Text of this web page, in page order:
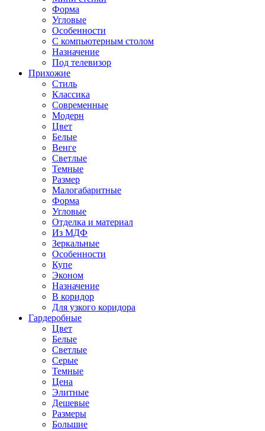
Форма
Угловые
Особенности
С компьютерным столом
Назначение
Под телевизор
Прихожие
Стиль
Классика
Современные
Модерн
Цвет
Белые
Венге
Светлые
Темные
Размер
Малогабаритные
Форма
Угловые
Отделка и материал
Из МДФ
Зеркальные
Особенности
Купе
Эконом
Назначение
В коридор
Для узкого коридора
Гардеробные
Цвет
Белые
Светлые
Серые
Темные
Цена
Элитные
Дешевые
Размеры
Большие